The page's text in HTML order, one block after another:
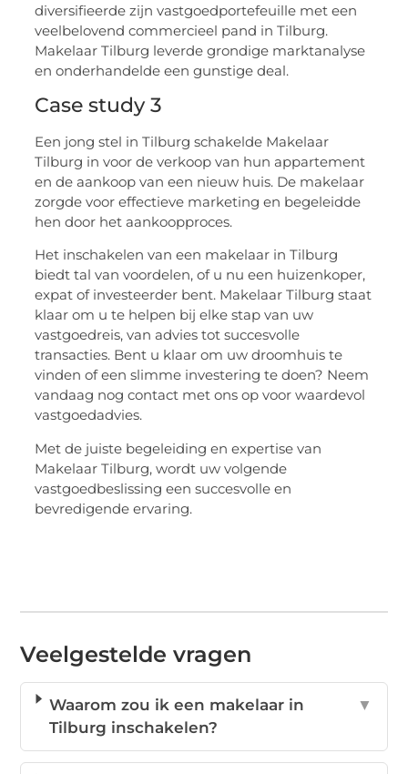
diversifieerde zijn vastgoedportefeuille met een
veelbelovend commercieel pand in Tilburg.
Makelaar Tilburg leverde grondige marktanalyse
en onderhandelde een gunstige deal.
Case study 3
Een jong stel in Tilburg schakelde Makelaar
Tilburg in voor de verkoop van hun appartement
en de aankoop van een nieuw huis. De makelaar
zorgde voor effectieve marketing en begeleidde
hen door het aankoopproces.
Het inschakelen van een makelaar in Tilburg
biedt tal van voordelen, of u nu een huizenkoper,
expat of investeerder bent. Makelaar Tilburg staat
klaar om u te helpen bij elke stap van uw
vastgoedreis, van advies tot succesvolle
transacties. Bent u klaar om uw droomhuis te
vinden of een slimme investering te doen? Neem
vandaag nog contact met ons op voor waardevol
vastgoedadvies.
Met de juiste begeleiding en expertise van
Makelaar Tilburg, wordt uw volgende
vastgoedbeslissing een succesvolle en
bevredigende ervaring.
Veelgestelde vragen
Waarom zou ik een makelaar in
Tilburg inschakelen?
▼